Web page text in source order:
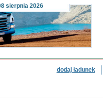
sierpnia 2026
dodaj ładunek